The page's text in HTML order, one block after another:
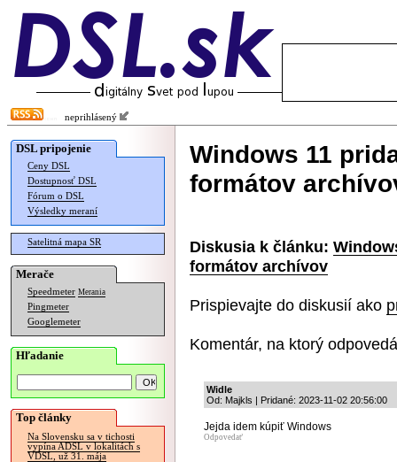
neprihlásený
DSL pripojenie
Ceny DSL
Dostupnosť DSL
Fórum o DSL
Výsledky meraní
Satelitná mapa SR
Merače
Speedmeter Merania
Pingmeter
Googlemeter
Hľadanie
Top články
Na Slovensku sa v tichosti
vypína ADSL v lokalitách s
VDSL, už 31. mája
Windows 11
formátov
Diskusia k článku:
formátov archívov
Prispievajte do diskusií ako
Komentár, na ktorý
Widle
Od: Majkls | Pridané: 2023-11-02 20:56:00
Jejda idem kúpiť Windows
Odpovedať